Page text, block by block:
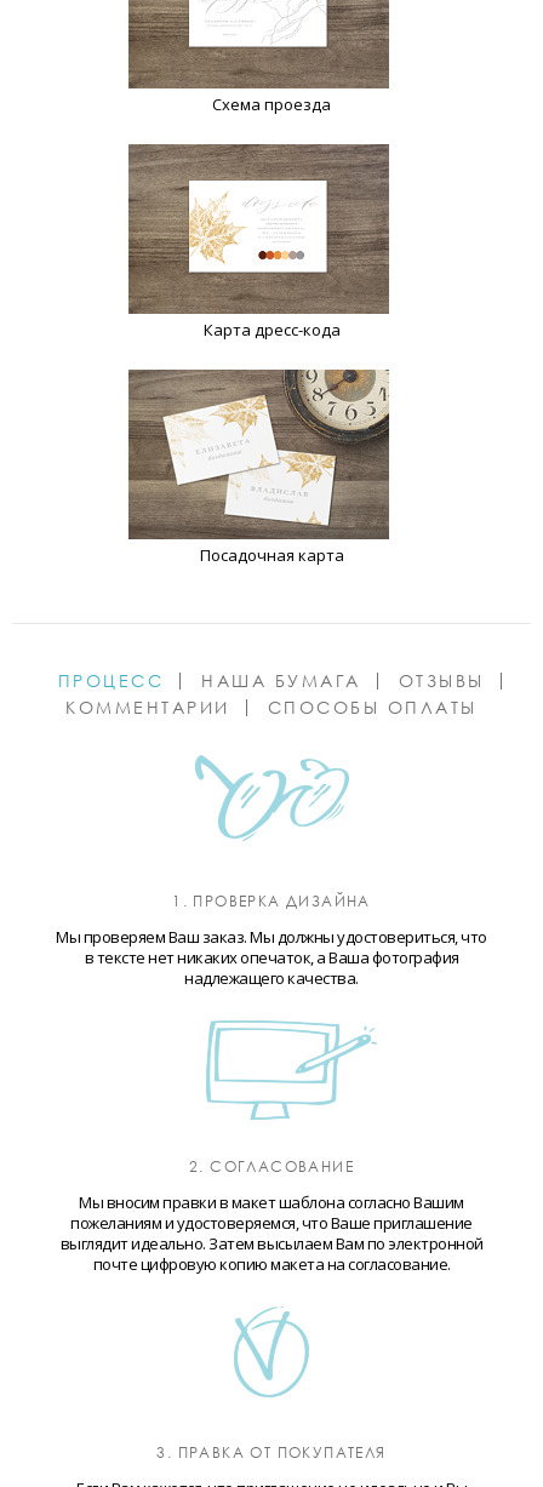
Схема проезда
Карта дресс-кода
Посадочная карта
ПРОЦЕСС НАША БУМАГА
ОТЗЫВЫ
КОММЕНТАРИИ
СПОСОБЫ ОПЛАТЫ
1. ПРОВЕРКА ДИЗАЙНА
Мы проверяем Ваш заказ. Мы должны удостовериться, что
в тексте нет никаких опечаток, а Ваша фотография
надлежащего качества.
2. СОГЛАСОВАНИЕ
Мы вносим правки в макет шаблона согласно Вашим
пожеланиям и удостоверяемся, что Ваше приглашение
выглядит идеально. Затем высылаем Вам по электронной
почте цифровую копию макета на согласование.
3. ПРАВКА ОТ ПОКУПАТЕЛЯ